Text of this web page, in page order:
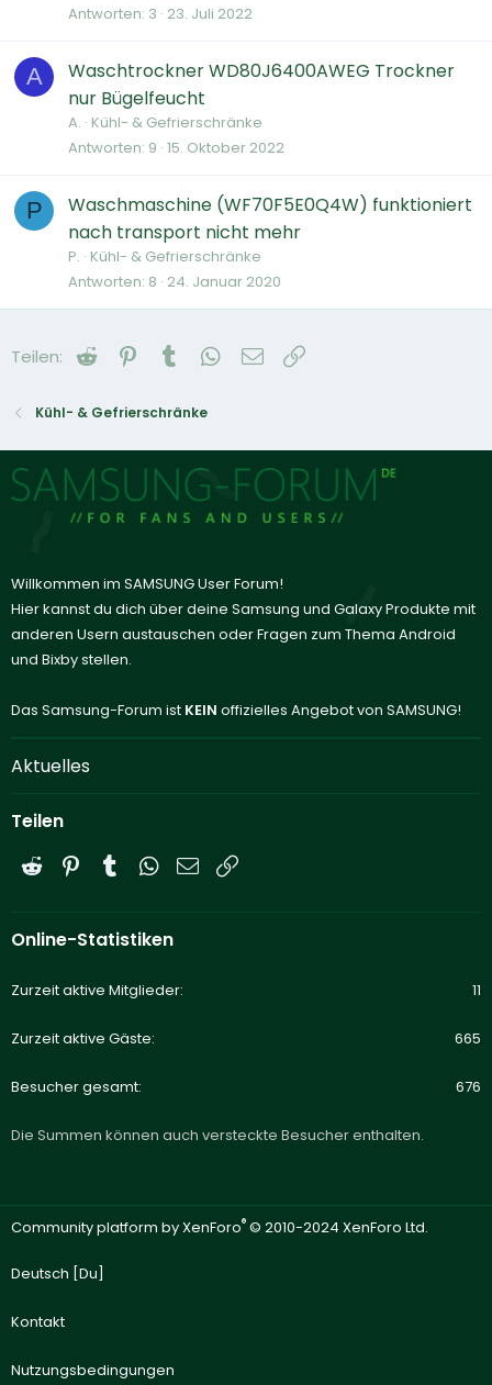
Antworten 3 23. Juli 2022
A
Waschtrockner WD80J6400AWEG Trockner
nur Bügelfeucht
A. Kühl- & Gefrierschränke
Antworten 9 15. Oktober 2022
P
Waschmaschine (WF70F5E0Q4W) funktioniert
nach transport nicht mehr
P. Kühl- & Gefrierschränke
Antworten 8 24. Januar 2020
Teilen: Reddit Pinterest
Tumblr WhatsApp
E-Mail
Kühl- & Gefrierschränke
Willkommen im SAMSUNG User Forum!
Hier kannst du dich über deine Samsung und Galaxy Produkte mit
anderen Usern austauschen oder Fragen zum Thema Android
und Bixby stellen.
Das Samsung-Forum ist KEIN offizielles Angebot von SAMSUNG!
Aktuelles
Teilen
Reddit PinterestTumblrWhatsApp
E-Mail
Online-Statistiken
Zurzeit aktive Mitglieder 11
Zurzeit aktive Gäste 665
Besucher gesamt 676
Die Summen können auch versteckte Besucher enthalten.
Community platform by XenForo® © 2010-2024 XenForo Ltd.
Deutsch [Du]
Kontakt
Nutzungsbedingungen